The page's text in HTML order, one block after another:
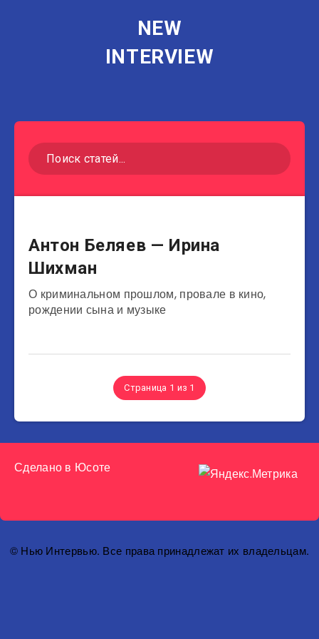
NEW
INTERVIEW
Антон Беляев — Ирина
Шихман
О криминальном прошлом, провале в кино,
рождении сына и музыке
Страница 1 из 1
Сделано в Юсоте
© Нью Интервью. Все права принадлежат их владельцам.